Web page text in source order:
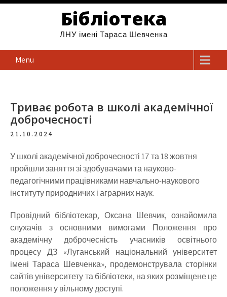
Бібліотека
ЛНУ імені Тараса Шевченка
Menu
Триває робота в школі академічної
доброчесності
21.10.2024
У школі академічної доброчесності 17 та 18 жовтня
пройшли заняття зі здобувачами та науково-
педагогічними працівниками навчально-наукового
інституту природничих і аграрних наук.
Провідний бібліотекар, Оксана Шевчик, ознайомила
слухачів з основними вимогами Положення про
академічну доброчесність учасників освітнього
процесу ДЗ «Луганський національний університет
імені Тараса Шевченка», продемонструвала сторінки
сайтів університету та бібліотеки, на яких розміщене це
положення у вільному доступі.